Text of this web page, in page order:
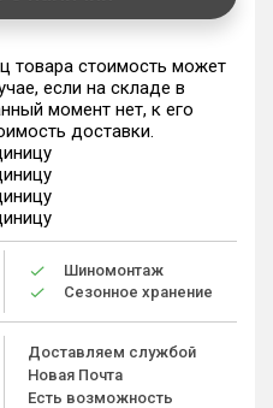
товара стоимость может
если на складе в
момент нет, к его
доставки.
Шиномонтаж
Сезонное хранение
Доставляем службой
Новая Почта
Есть возможность